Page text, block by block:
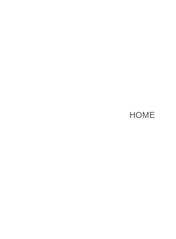
HOME